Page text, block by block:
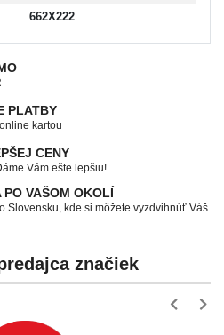
662X222
PLATBY
kartou
CENY
Vám ešte lepšiu!
PO VAŠOM OKOLÍ
Slovensku, kde si môžete vyzdvihnúť Váš
značiek